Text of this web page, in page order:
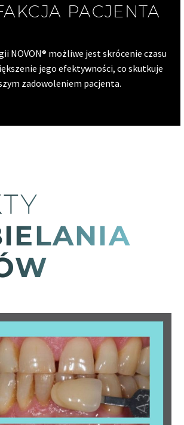
PACJENTA
NOVON® możliwe jest skrócenie czasu
jego efektywności, co skutkuje
zadowoleniem pacjenta.